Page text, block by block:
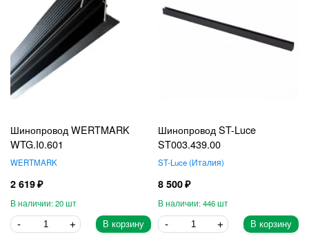
Шинопровод WERTMARK
WTG.I0.601
WERTMARK
2 619
20
В корзину
Шинопровод ST-Luce
ST003.439.00
ST-Luce Италия
8 500
446
В корзину